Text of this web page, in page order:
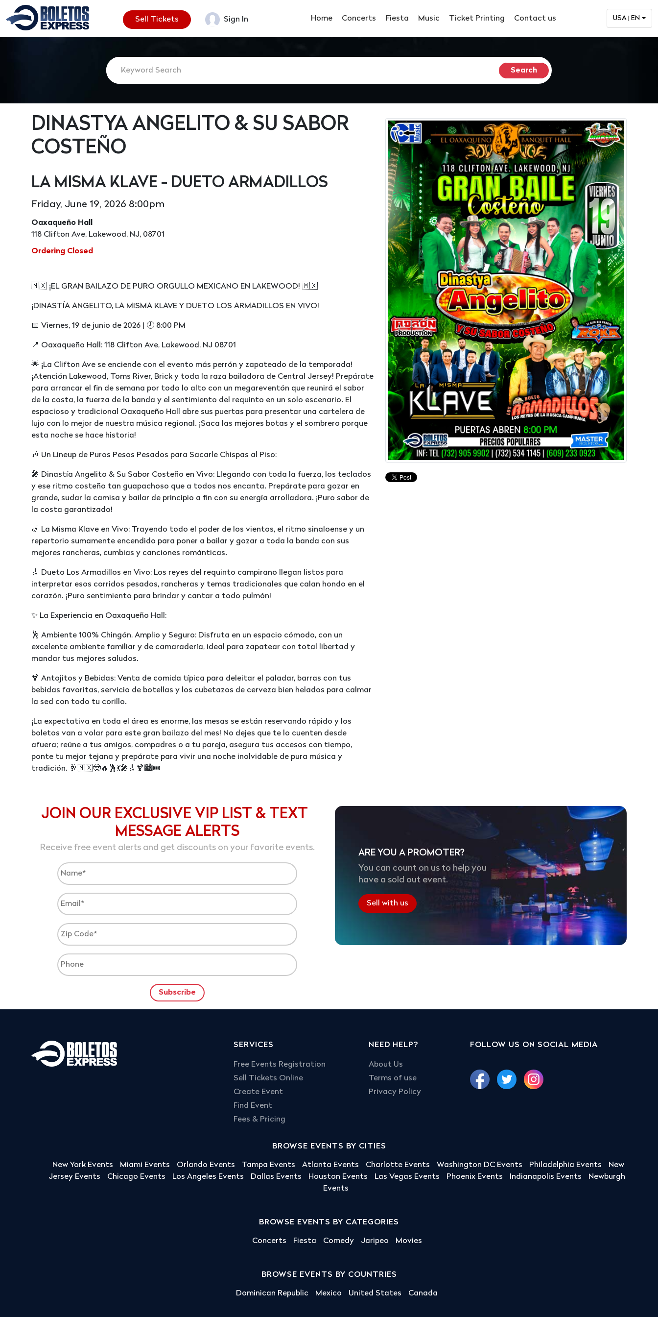
Sell Tickets Sign In Home Concerts Fiesta Music Ticket Printing Contact us USA | EN
DINASTYA ANGELITO & SU SABOR
COSTEÑO
LA MISMA KLAVE - DUETO ARMADILLOS
Friday, June 19, 2026 8:00pm
Oaxaqueño Hall
118 Clifton Ave, Lakewood, NJ, 08701
Ordering Closed
🇲🇽 ¡EL GRAN BAILAZO DE PURO ORGULLO MEXICANO EN LAKEWOOD! 🇲🇽
¡DINASTÍA ANGELITO, LA MISMA KLAVE Y DUETO LOS ARMADILLOS EN VIVO!
📅 Viernes, 19 de junio de 2026 | 🕗 8:00 PM
📍 Oaxaqueño Hall: 118 Clifton Ave, Lakewood, NJ 08701
🌟 ¡La Clifton Ave se enciende con el evento más perrón y zapateado de la temporada!
¡Atención Lakewood, Toms River, Brick y toda la raza bailadora de Central Jersey! Prepárate
para arrancar el fin de semana por todo lo alto con un megareventón que reunirá el sabor
de la costa, la fuerza de la banda y el sentimiento del requinto en un solo escenario. El
espacioso y tradicional Oaxaqueño Hall abre sus puertas para presentar una cartelera de
lujo con lo mejor de nuestra música regional. ¡Saca las mejores botas y el sombrero porque
esta noche se hace historia!
🎶 Un Lineup de Puros Pesos Pesados para Sacarle Chispas al Piso:
🎤 Dinastía Angelito & Su Sabor Costeño en Vivo: Llegando con toda la fuerza, los teclados
y ese ritmo costeño tan guapachoso que a todos nos encanta. Prepárate para gozar en
grande, sudar la camisa y bailar de principio a fin con su energía arrolladora. ¡Puro sabor de
la costa garantizado!
🎷 La Misma Klave en Vivo: Trayendo todo el poder de los vientos, el ritmo sinaloense y un
repertorio sumamente encendido para poner a bailar y gozar a toda la banda con sus
mejores rancheras, cumbias y canciones románticas.
🎸 Dueto Los Armadillos en Vivo: Los reyes del requinto campirano llegan listos para
interpretar esos corridos pesados, rancheras y temas tradicionales que calan hondo en el
corazón. ¡Puro sentimiento para brindar y cantar a todo pulmón!
✨ La Experiencia en Oaxaqueño Hall:
🕺 Ambiente 100% Chingón, Amplio y Seguro: Disfruta en un espacio cómodo, con un
excelente ambiente familiar y de camaradería, ideal para zapatear con total libertad y
mandar tus mejores saludos.
🍹 Antojitos y Bebidas: Venta de comida típica para deleitar el paladar, barras con tus
bebidas favoritas, servicio de botellas y los cubetazos de cerveza bien helados para calmar
la sed con todo tu corillo.
¡La expectativa en toda el área es enorme, las mesas se están reservando rápido y los
boletos van a volar para este gran bailazo del mes! No dejes que te lo cuenten desde
afuera; reúne a tus amigos, compadres o a tu pareja, asegura tus accesos con tiempo,
ponte tu mejor tejana y prepárate para vivir una noche inolvidable de pura música y
tradición. 🥂🇲🇽🤠🔥🕺💃🎤🎸🍹🏙️🎟️
JOIN OUR EXCLUSIVE VIP LIST & TEXT
MESSAGE ALERTS
Receive free event alerts and get discounts on your favorite events.
ARE YOU A PROMOTER?
You can count on us to help you
have a sold out event.
Sell with us
SERVICES
Free Events Registration
Sell Tickets Online
Create Event
Find Event
Fees & Pricing
NEED HELP?
About Us
Terms of use
Privacy Policy
FOLLOW US ON SOCIAL MEDIA
BROWSE EVENTS BY CITIES
New York Events Miami Events Orlando Events Tampa Events Atlanta Events Charlotte Events Washington DC Events Philadelphia Events
New
Jersey Events
Chicago Events Los Angeles Events Dallas Events Houston Events Las Vegas Events Phoenix Events Indianapolis Events
Newburgh
Events
BROWSE EVENTS BY CATEGORIES
Concerts Fiesta Comedy Jaripeo Movies
BROWSE EVENTS BY COUNTRIES
Dominican Republic Mexico United States Canada